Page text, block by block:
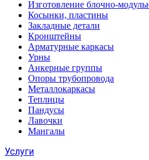
Изготовление блочно-
Косынки, пластины
Закладные детали
Кронштейны
Арматурные каркасы
Урны
Анкерные группы
Опоры трубопровода
Металлокаркасы
Теплицы
Пандусы
Лавочки
Мангалы
Услуги